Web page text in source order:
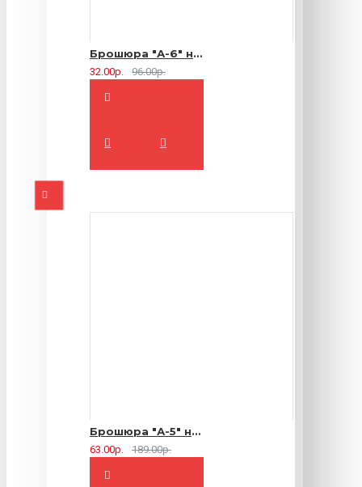
Брошюра "А-6" на 2 скрепки - 16 страниц
32.00р. 96.00р.
Брошюра "А-5" на 2 скрепки - 16 страниц
63.00р. 189.00р.